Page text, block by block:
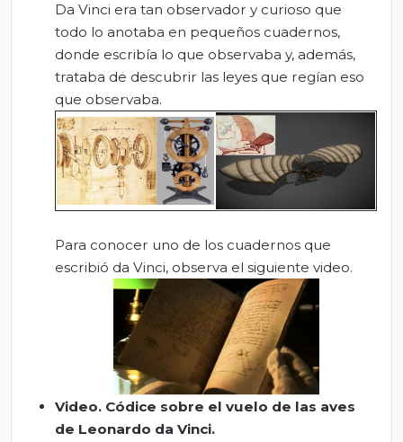
Da Vinci era tan observador y curioso que
todo lo anotaba en pequeños cuadernos,
donde escribía lo que observaba y, además,
trataba de descubrir las leyes que regían eso
que observaba.
Para conocer uno de los cuadernos que
escribió da Vinci, observa el siguiente video.
Video. Códice sobre el vuelo de las aves
de Leonardo da Vinci.